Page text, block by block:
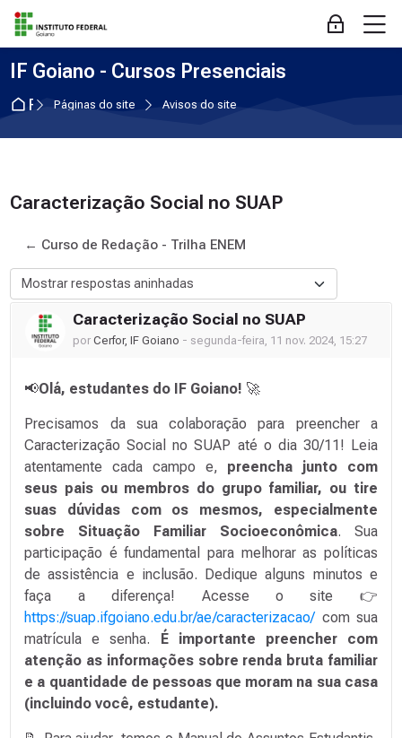
Skip to navigation
Skip to login form
Ir para o conteúdo principal
Skip to accessibility options
Skip to footer
Skip accessibility options
Acessar
IF Goiano - Cursos Presenciais
Página inicial
Páginas do site Avisos do site
Caracterização Social no SUAP
← Curso de Redação - Trilha ENEM
Modo de visualização
Caracterização Social no SUAP
por Cerfor, IF Goiano - segunda-feira, 11 nov. 2024, 15:27
Número de respostas: 0
📢Olá, estudantes do IF Goiano! 🚀
Precisamos da sua colaboração para preencher a
Caracterização Social no SUAP até o dia 30/11! Leia
atentamente cada campo e, preencha junto com
seus pais ou membros do grupo familiar, ou tire
suas dúvidas com os mesmos, especialmente
sobre Situação Familiar Socioeconômica. Sua
participação é fundamental para melhorar as políticas
de assistência e inclusão. Dedique alguns minutos e
faça a diferença! Acesse o site 👉
https://suap.ifgoiano.edu.br/ae/caracterizacao/com sua
matrícula e senha. É importante preencher com
atenção as informações sobre renda bruta familiar
e a quantidade de pessoas que moram na sua casa
(incluindo você, estudante).